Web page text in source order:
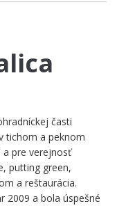
časti
tichom a peknom
a pre verejnosť
putting green,
a reštaurácia.
2009 a bola úspešné